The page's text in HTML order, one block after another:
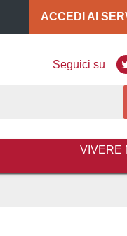
ACCEDI AI
Seguici su
VIVERE